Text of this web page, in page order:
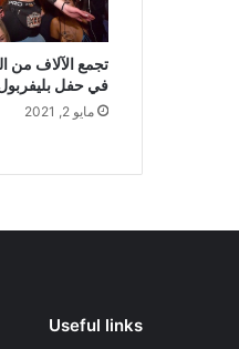
تجمع الآلاف من
في حفل
مايو 2, 2021
Useful links